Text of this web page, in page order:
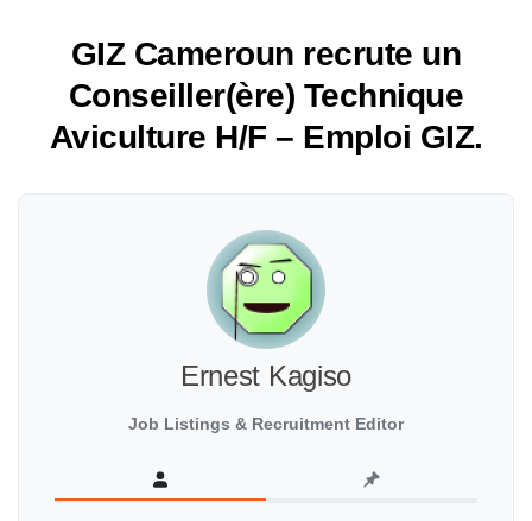
GIZ Cameroun recrute un
Conseiller(ère) Technique
Aviculture H/F – Emploi GIZ.
Ernest Kagiso
Job Listings & Recruitment Editor